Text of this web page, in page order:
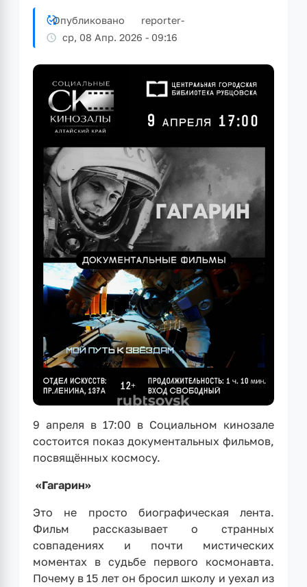
Опубликовано reporter-
ср, 08 Апр. 2026 - 09:16
9 апреля в 17:00 в Социальном кинозале
состоится показ документальных фильмов,
посвящённых космосу.
«Гагарин»
Это не просто биографическая лента.
Фильм рассказывает о странных
совпадениях и почти мистических
моментах в судьбе первого космонавта.
Почему в 15 лет он бросил школу и уехал из